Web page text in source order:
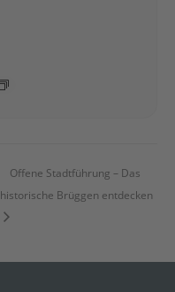
Offene Stadtführung – Das
historische Brüggen entdecken